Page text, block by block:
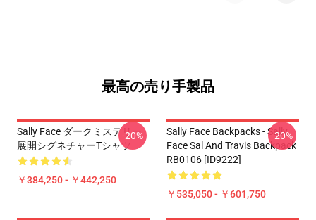
最高の売り手製品
Sally Face ダークミステリー
展開シグネチャーTシャツ
￥384,250 - ￥442,250
-20%
Sally Face Backpacks - Sally
Face Sal And Travis Backpack
RB0106 [ID9222]
￥535,050 - ￥601,750
-20%